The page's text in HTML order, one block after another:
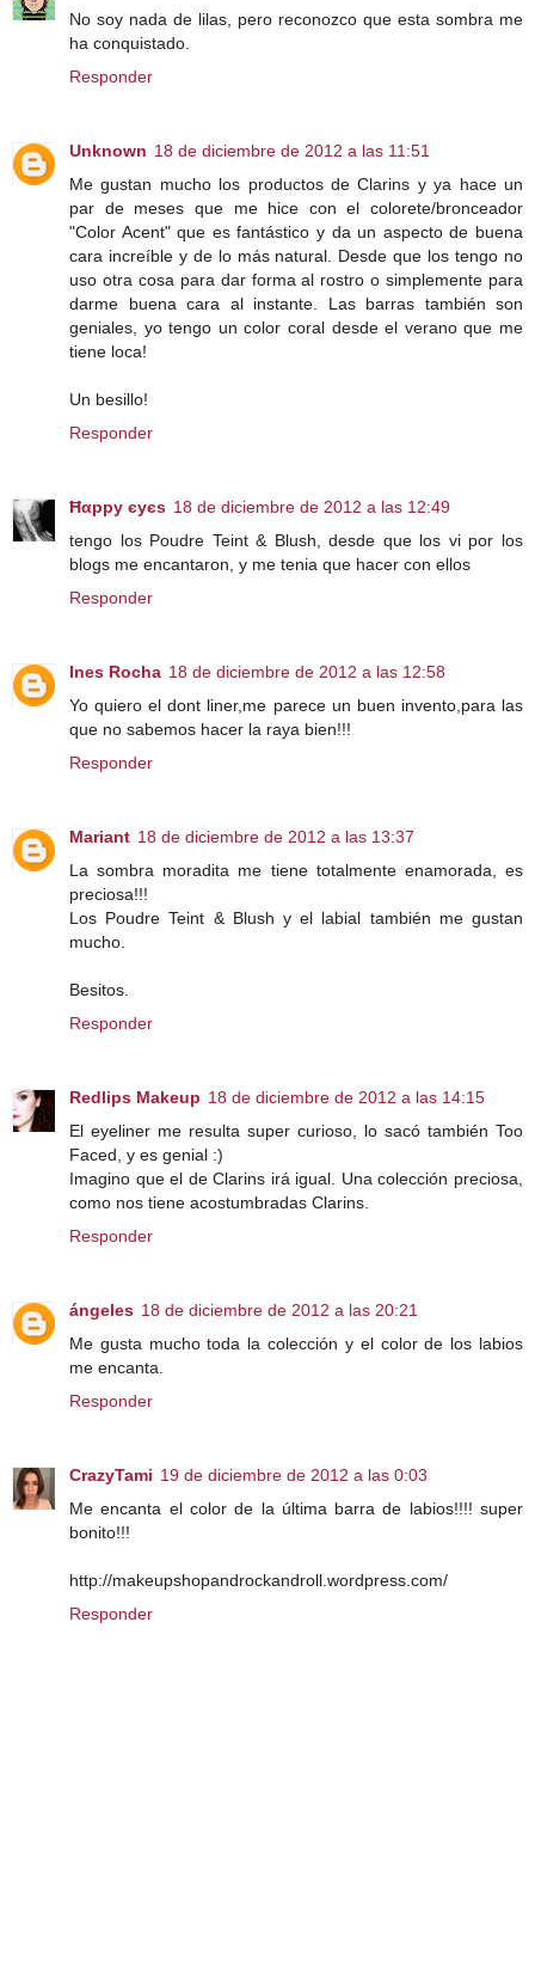
No soy nada de lilas, pero reconozco que esta sombra me
ha conquistado.
Responder
Unknown 18 de diciembre de 2012 a las 11:51
Me gustan mucho los productos de Clarins y ya hace un
par de meses que me hice con el colorete/bronceador
"Color Acent" que es fantástico y da un aspecto de buena
cara increíble y de lo más natural. Desde que los tengo no
uso otra cosa para dar forma al rostro o simplemente para
darme buena cara al instante. Las barras también son
geniales, yo tengo un color coral desde el verano que me
tiene loca!
Un besillo!
Responder
Ħαррy єyєs 18 de diciembre de 2012 a las 12:49
tengo los Poudre Teint & Blush, desde que los vi por los
blogs me encantaron, y me tenia que hacer con ellos
Responder
Ines Rocha 18 de diciembre de 2012 a las 12:58
Yo quiero el dont liner,me parece un buen invento,para las
que no sabemos hacer la raya bien!!!
Responder
Mariant 18 de diciembre de 2012 a las 13:37
La sombra moradita me tiene totalmente enamorada, es
preciosa!!!
Los Poudre Teint & Blush y el labial también me gustan
mucho.
Besitos.
Responder
Redlips Makeup 18 de diciembre de 2012 a las 14:15
El eyeliner me resulta super curioso, lo sacó también Too
Faced, y es genial :)
Imagino que el de Clarins irá igual. Una colección preciosa,
como nos tiene acostumbradas Clarins.
Responder
ángeles 18 de diciembre de 2012 a las 20:21
Me gusta mucho toda la colección y el color de los labios
me encanta.
Responder
CrazyTami 19 de diciembre de 2012 a las 0:03
Me encanta el color de la última barra de labios!!!! super
bonito!!!
http://makeupshopandrockandroll.wordpress.com/
Responder